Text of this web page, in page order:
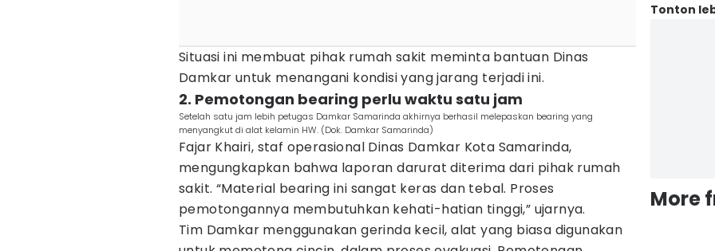
Situasi ini membuat pihak rumah sakit meminta bantuan Dinas
Damkar untuk menangani kondisi yang jarang terjadi ini.
2. Pemotongan bearing perlu waktu satu jam
Setelah satu jam lebih petugas Damkar Samarinda akhirnya berhasil melepaskan bearing yang
menyangkut di alat kelamin HW. (Dok. Damkar Samarinda)
Fajar Khairi, staf operasional Dinas Damkar Kota Samarinda,
mengungkapkan bahwa laporan darurat diterima dari pihak rumah
sakit. “Material bearing ini sangat keras dan tebal. Proses
pemotongannya membutuhkan kehati-hatian tinggi,” ujarnya.
Tim Damkar menggunakan gerinda kecil, alat yang biasa digunakan
Tonton
More